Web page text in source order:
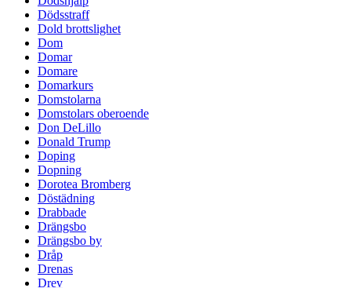
Dödsstraff
Dold brottslighet
Dom
Domar
Domare
Domarkurs
Domstolarna
Domstolars oberoende
Don DeLillo
Donald Trump
Doping
Dopning
Dorotea Bromberg
Döstädning
Drabbade
Drängsbo
Drängsbo by
Dråp
Drenas
Drev